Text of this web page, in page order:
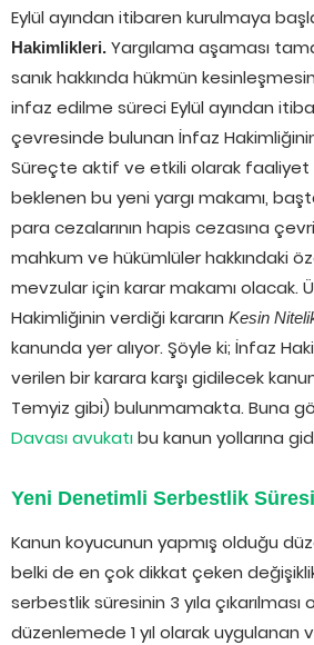
Eylül ayından itibaren kurulmaya
Hakimlikleri. Yargılama aşaması
sanık hakkında hükmün
infaz edilme süreci Eylül ayından
çevresinde bulunan İnfaz
Süreçte aktif ve etkili olarak
beklenen bu yeni yargı makamı,
para cezalarının hapis cezasına
mahkum ve hükümlüler hakkındaki
mevzular için karar makamı olacak.
Hakimliğinin verdiği kararın Kesin
kanunda yer alıyor. Şöyle ki; İnfaz
verilen bir karara karşı gidilecek
Temyiz gibi) bulunmamakta. Buna
Davası avukatıbu kanun yollarına
Yeni Denetimli Serbestlik Süresi
Kanun koyucunun yapmış olduğu
belki de en çok dikkat çeken
serbestlik süresinin 3 yıla
düzenlemede 1 yıl olarak uygulanan